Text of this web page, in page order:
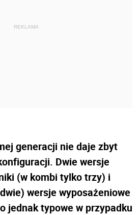
generacji nie daje zbyt
Dwie wersje
(w kombi tylko trzy) i
wersje wyposażeniowe
jednak typowe w przypadku